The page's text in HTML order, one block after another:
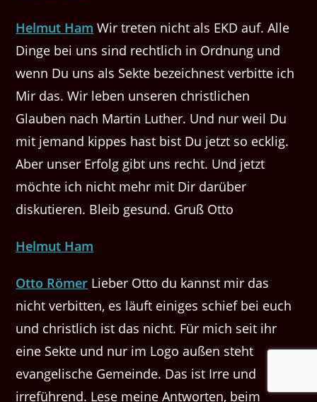
Helmut Ham Wir treten nicht als EKD auf. Alle
Dinge bei uns sind rechtlich in Ordnung und
wenn Du uns als Sekte bezeichnest verbitte ich
Mir das. Wir leben unseren christlichen
Glauben nach Martin Luther. Und nur weil Du
mit jemand kippes hast bist Du jetzt so ecklig.
Aber unser Erfolg gibt uns recht. Und jetzt
möchte ich nicht mehr mit Dir darüber
diskutieren. Bleib gesund. Gruß Otto
Helmut Ham
Otto Römer Lieber Otto du kannst mir das
nicht verbitten, es läuft einiges schief bei euch
und christlich ist das nicht. Für mich seit ihr
eine Sekte und nur im Logo außen steht
evangelische Gemeinde. Das ist Irre und
irreführend. Lese meine Antworten, beim